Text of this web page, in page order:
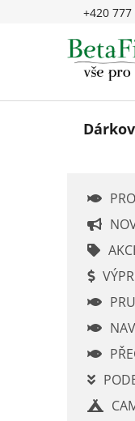
+420